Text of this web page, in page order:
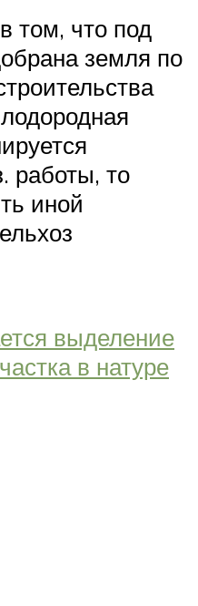
том, что под
земля по
работы, то
иной